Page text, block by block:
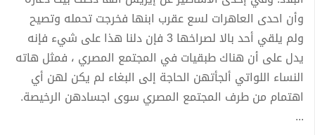
وأن احدى العاهرات لسع عقرب ابنها فخرجت تحمله وتصيح
ولم يلقي أحد بالا لصراخها 3 فإن دلنا هذا على شيء فإنه
يدل على أن هناك طبقيات في المجتمع المصري ، فمثل هاته
النساء اللواتي ألجأتهن الحاجة إلى البغاء لم يكن لهن أي
اهتمام من طرف المجتمع المصري سوى اجسادهن الرخيصة.
...